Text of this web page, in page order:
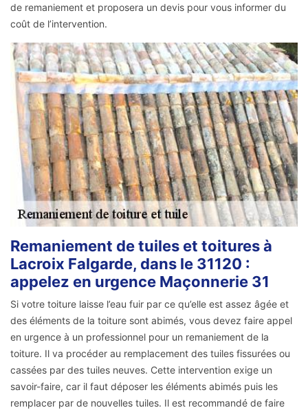
de remaniement et proposera un devis pour vous informer du
coût de l’intervention.
Remaniement de tuiles et toitures à
Lacroix Falgarde, dans le 31120 :
appelez en urgence Maçonnerie 31
Si votre toiture laisse l’eau fuir par ce qu’elle est assez âgée et
des éléments de la toiture sont abimés, vous devez faire appel
en urgence à un professionnel pour un remaniement de la
toiture. Il va procéder au remplacement des tuiles fissurées ou
cassées par des tuiles neuves. Cette intervention exige un
savoir-faire, car il faut déposer les éléments abimés puis les
remplacer par de nouvelles tuiles. Il est recommandé de faire